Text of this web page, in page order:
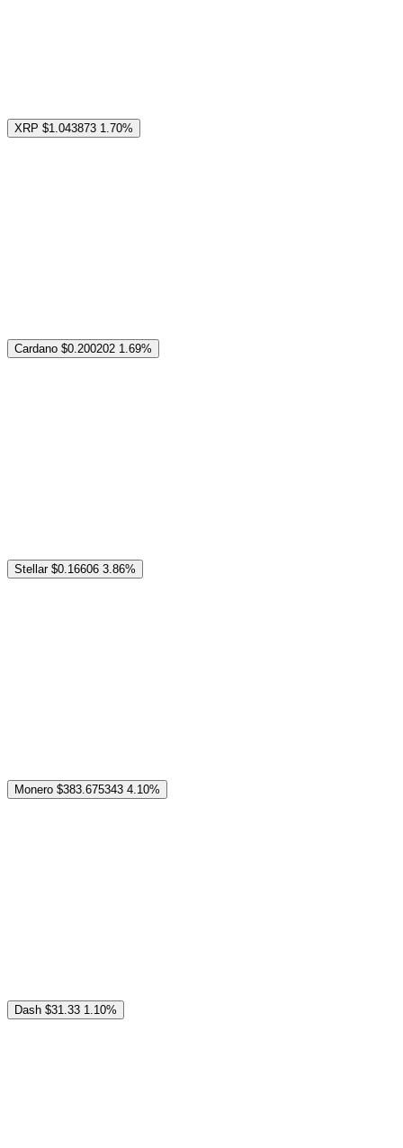
XRP $1.043873 1.70%
Cardano $0.200202 1.69%
Stellar $0.16606 3.86%
Monero $383.675343 4.10%
Dash $31.33 1.10%